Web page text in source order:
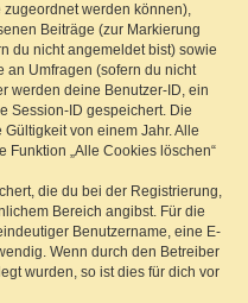
werden können),
Beiträge (zur Markierung
du nicht angemeldet bist) sowie
an Umfragen (sofern du nicht
werden deine Benutzer-ID, ein
Session-ID gespeichert. Die
von einem Jahr. Alle
Funktion „Alle Cookies löschen“
die du bei der Registrierung,
Bereich angibst. Für die
Benutzername, eine E-
Wenn durch den Betreiber
wurden, so ist dies für dich vor